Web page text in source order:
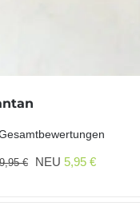
9,95€
Ursprünglicher
NEU 5,95 €Aktueller